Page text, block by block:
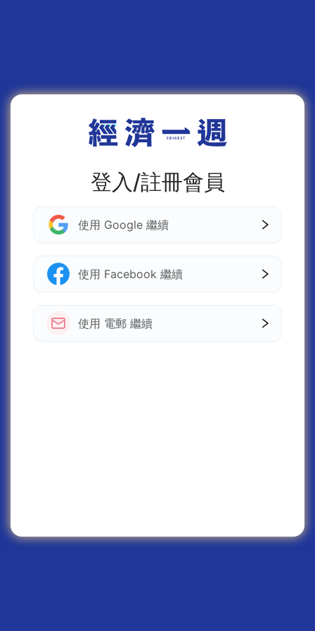
登入/註冊會員
使用 Google 繼續
使用 Facebook 繼續
使用 電郵 繼續